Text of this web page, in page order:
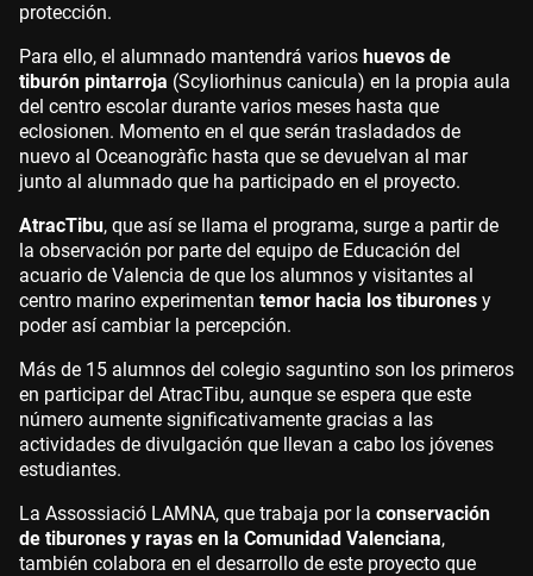
protección.
Para ello, el alumnado mantendrá varios huevos de
tiburón pintarroja (Scyliorhinus canicula) en la propia aula
del centro escolar durante varios meses hasta que
eclosionen. Momento en el que serán trasladados de
nuevo al Oceanogràfic hasta que se devuelvan al mar
junto al alumnado que ha participado en el proyecto.
AtracTibu, que así se llama el programa, surge a partir de
la observación por parte del equipo de Educación del
acuario de Valencia de que los alumnos y visitantes al
centro marino experimentan temor hacia los tiburones y
poder así cambiar la percepción.
Más de 15 alumnos del colegio saguntino son los primeros
en participar del AtracTibu, aunque se espera que este
número aumente significativamente gracias a las
actividades de divulgación que llevan a cabo los jóvenes
estudiantes.
La Assossiació LAMNA, que trabaja por la conservación
de tiburones y rayas en la Comunidad Valenciana,
también colabora en el desarrollo de este proyecto que